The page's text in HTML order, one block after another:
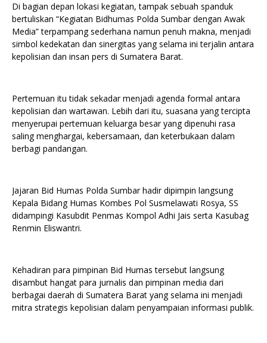
Di bagian depan lokasi kegiatan, tampak sebuah spanduk
bertuliskan “Kegiatan Bidhumas Polda Sumbar dengan Awak
Media” terpampang sederhana namun penuh makna, menjadi
simbol kedekatan dan sinergitas yang selama ini terjalin antara
kepolisian dan insan pers di Sumatera Barat.
Pertemuan itu tidak sekadar menjadi agenda formal antara
kepolisian dan wartawan. Lebih dari itu, suasana yang tercipta
menyerupai pertemuan keluarga besar yang dipenuhi rasa
saling menghargai, kebersamaan, dan keterbukaan dalam
berbagi pandangan.
Jajaran Bid Humas Polda Sumbar hadir dipimpin langsung
Kepala Bidang Humas Kombes Pol Susmelawati Rosya, SS
didampingi Kasubdit Penmas Kompol Adhi Jais serta Kasubag
Renmin Eliswantri.
Kehadiran para pimpinan Bid Humas tersebut langsung
disambut hangat para jurnalis dan pimpinan media dari
berbagai daerah di Sumatera Barat yang selama ini menjadi
mitra strategis kepolisian dalam penyampaian informasi publik.